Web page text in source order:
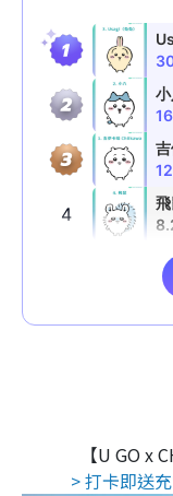
【U GO x
> 打卡即送